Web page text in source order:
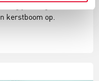
je met gemak
kerstboom op.